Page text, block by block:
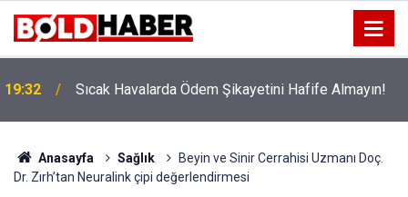
19:32 Sıcak Havalarda Ödem Şikayetini Hafife Almayın!
Anasayfa Sağlık
Beyin ve Sinir Cerrahisi Uzmanı Doç.
Dr. Zırh’tan Neuralink çipi değerlendirmesi